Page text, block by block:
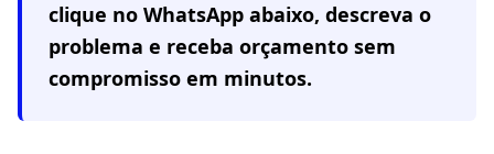
clique no WhatsApp abaixo, descreva o
problema e receba orçamento sem
compromisso em minutos.